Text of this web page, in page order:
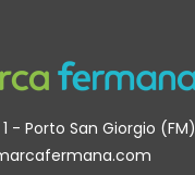
- Porto San Giorgio (FM)